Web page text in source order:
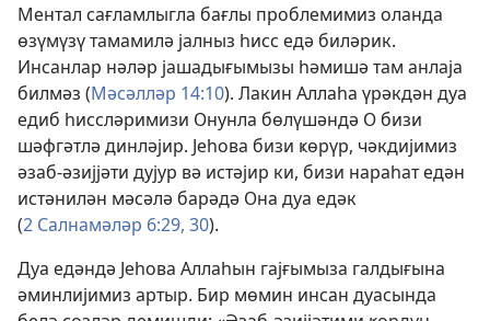
Ментал сағламлыгла бағлы проблемимиз оланда
өзүмүзү тамамилә јалныз һисс едә биләрик.
Инсанлар нәләр јашадығымызы һәмишә там анлаја
билмәз (Мәсәлләр 14:10). Лакин Аллаһа үрәкдән дуа
едиб һиссләримизи Онунла бөлүшәндә О бизи
шәфгәтлә динләјир. Јеһова бизи ҝөрүр, чәкдијимиз
әзаб-әзијјәти дујур вә истәјир ки, бизи нараһат едән
истәнилән мәсәлә барәдә Она дуа едәк
(2 Салнамәләр 6:29, 30).
Дуа едәндә Јеһова Аллаһын гајғымыза галдығына
әминлијимиз артыр. Бир мөмин инсан дуасында